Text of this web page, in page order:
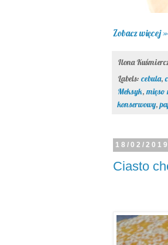
Zobacz więcej »
Ilona
Labels: cebula,
Meksyk, mięso
konserwowy,
18/02/
Ciasto